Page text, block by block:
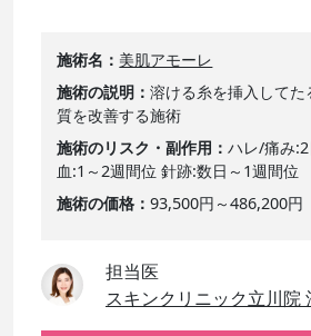
施術名
美肌アモーレ
施術の説明
溶ける糸を挿入して
質を改善する施術
施術のリスク・副作用
ハレ/痛み
血:1～2週間位 針跡:数日～1週間位
施術の価格
93,500円～486,200円
担当医
スキンクリニック立川院